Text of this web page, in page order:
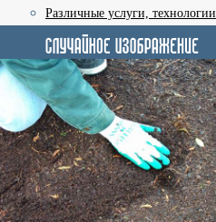
Различные услуги, технологии